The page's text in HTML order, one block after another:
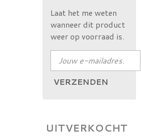
Laat het me weten
wanneer dit product
weer op voorraad is.
VERZENDEN
UITVERKOCHT